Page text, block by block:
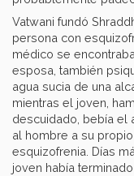
Vatwani fundó
persona con
médico se
esposa, también
agua sucia de una
mientras el joven,
descuidado, bebía el
al hombre a su
esquizofrenia. Días
joven había